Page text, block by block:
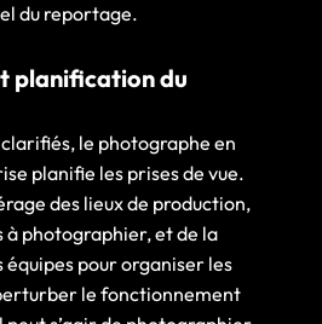
du reportage.
planification du
le photographe en
planifie les prises de vue.
des lieux de production,
à photographier, et de la
pour organiser les
le fonctionnement